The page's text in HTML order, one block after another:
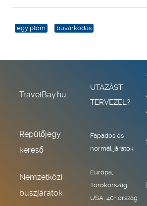
egyiptom búvárkodás
TravelBay.hu
UTAZÁST
TERVEZEL?
Repülőjegy
kereső
Fapados és
normál járatok
Nemzetközi
buszjáratok
Európa,
Törökország,
USA, 40+ ország